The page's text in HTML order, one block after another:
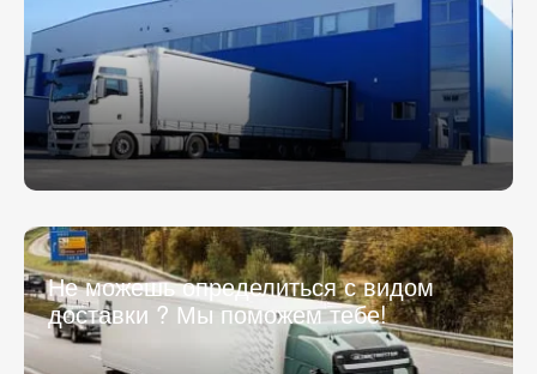
Не можешь определиться с видом
доставки ? Мы поможем тебе!